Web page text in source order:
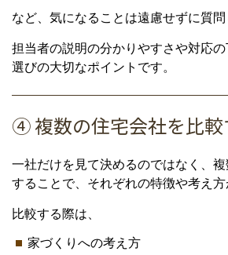
など、気になることは遠慮せずに質問
担当者の説明の分かりやすさや対応
選びの大切なポイントです。
④ 複数の住宅会社を比較
一社だけを見て決めるのではなく、
することで、それぞれの特徴や考え方
比較する際は、
家づくりへの考え方